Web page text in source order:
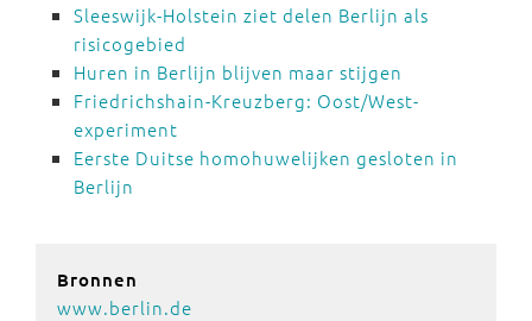
Sleeswijk-Holstein ziet delen Berlijn als
risicogebied
Huren in Berlijn blijven maar stijgen
Friedrichshain-Kreuzberg: Oost/West-
experiment
Eerste Duitse homohuwelijken gesloten in
Berlijn
Bronnen
www.berlin.de